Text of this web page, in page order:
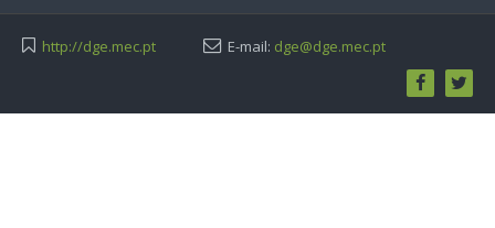
http://dge.mec.pt E-mail: dge@dge.mec.pt